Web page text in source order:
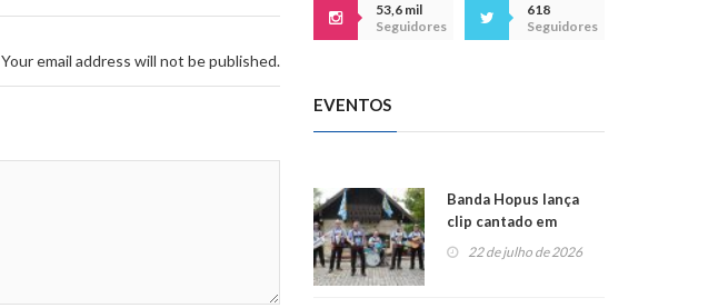
Your email address will not be published.
53,6 mil
Seguidores
618
Seguidores
EVENTOS
Banda Hopus lança
clip cantado em
alemão e inglês
22 de julho de 2026